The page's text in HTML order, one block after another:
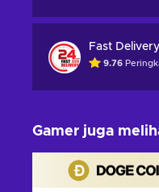
Fast
9.76
Gamer juga